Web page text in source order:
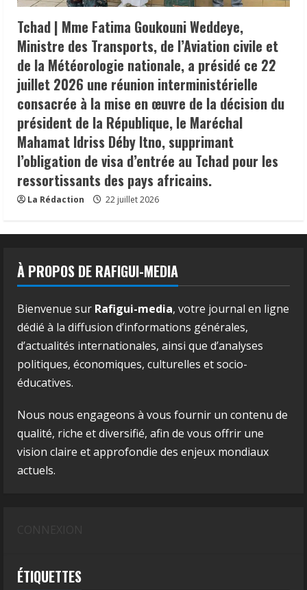
Tchad | Mme Fatima Goukouni Weddeye,
Ministre des Transports, de l’Aviation civile et
de la Météorologie nationale, a présidé ce 22
juillet 2026 une réunion interministérielle
consacrée à la mise en œuvre de la décision du
président de la République, le Maréchal
Mahamat Idriss Déby Itno, supprimant
l’obligation de visa d’entrée au Tchad pour les
ressortissants des pays africains.
La Rédaction 22 juillet 2026
À PROPOS DE RAFIGUI-MEDIA
Bienvenue sur Rafigui-media, votre journal en ligne
dédié à la diffusion d’informations générales,
d’actualités internationales, ainsi que d’analyses
politiques, économiques, culturelles et socio-
éducatives.
Nous nous engageons à vous fournir un contenu de
qualité, riche et diversifié, afin de vous offrir une
vision claire et approfondie des enjeux mondiaux
actuels.
ÉTIQUETTES